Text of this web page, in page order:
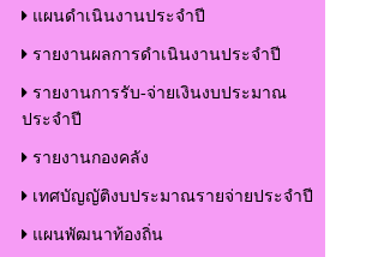
แผนดำเนินงานประจำปี
รายงานผลการดำเนินงานประจำปี
รายงานการรับ-จ่ายเงินงบประมาณ
ประจำปี
รายงานกองคลัง
เทศบัญญัติงบประมาณรายจ่ายประจำปี
แผนพัฒนาท้องถิ่น